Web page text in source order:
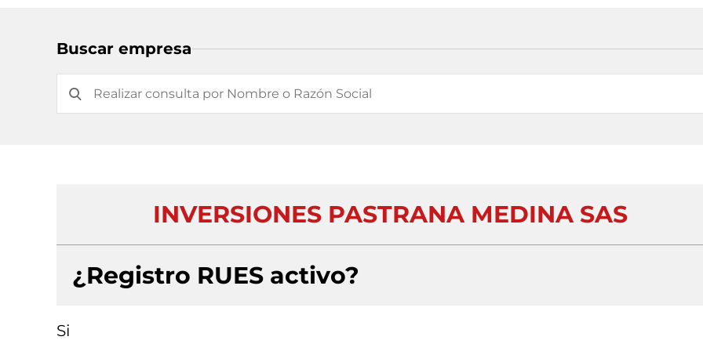
Buscar empresa
INVERSIONES PASTRANA MEDINA SAS
¿Registro RUES activo?
Si